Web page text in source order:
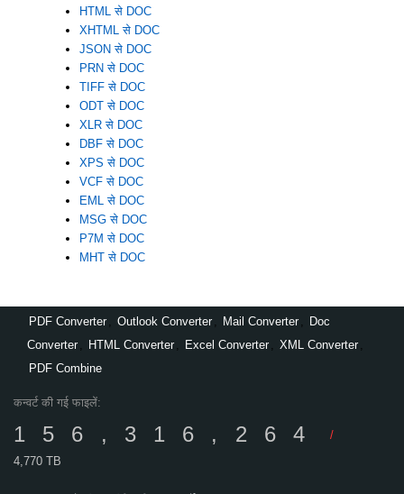
HTML से DOC
XHTML से DOC
JSON से DOC
PRN से DOC
TIFF से DOC
ODT से DOC
XLR से DOC
DBF से DOC
XPS से DOC
VCF से DOC
EML से DOC
MSG से DOC
P7M से DOC
MHT से DOC
PDF Converter Outlook Converter Mail Converter
Doc
Converter
HTML Converter Excel Converter XML Converter
PDF Combine
कन्वर्ट की गई फाइलें:
156,316,264
/
4,770 TB